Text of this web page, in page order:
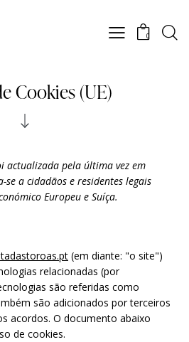
0
Cookies (UE)
actualizada pela última vez em
se a cidadãos e residentes legais
Europeu e Suíça.
(em diante: "o site")
relacionadas (por
são referidas como
são adicionados por terceiros
acordos. O documento abaixo
de cookies.